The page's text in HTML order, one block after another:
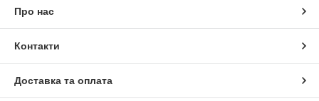
Про нас
Контакти
Доставка та оплата